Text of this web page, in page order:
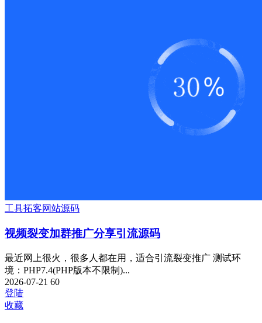
工具拓客网站源码
视频裂变加群推广分享引流源码
最近网上很火，很多人都在用，适合引流裂变推广 测试环
境：PHP7.4(PHP版本不限制)...
2026-07-21 60
登陆
收藏